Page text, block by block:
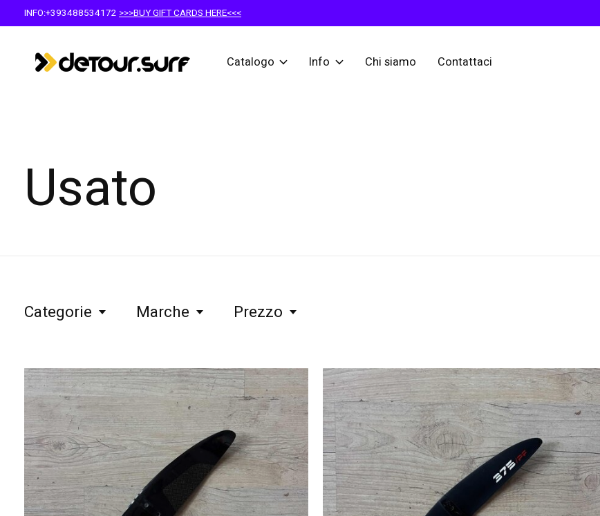
INFO:+393488534172 >>>BUY GIFT CARDS HERE<<<
Catalogo Info Chi siamo Contattaci
Usato
Categorie Marche Prezzo